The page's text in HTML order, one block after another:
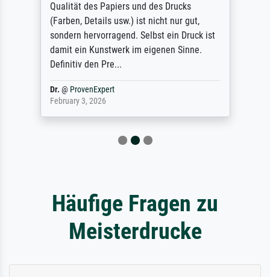
Qualität des Papiers und des Drucks
(Farben, Details usw.) ist nicht nur gut,
sondern hervorragend. Selbst ein Druck ist
damit ein Kunstwerk im eigenen Sinne.
Definitiv den Pre...
Dr. @ ProvenExpert
February 3, 2026
Häufige Fragen zu
Meisterdrucke